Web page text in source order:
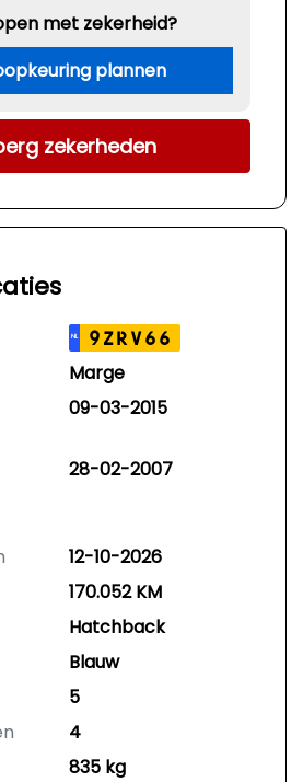
met zekerheid?
plannen
zekerheden
NL 9ZRV66
Marge
09-03-2015
28-02-2007
12-10-2026
170.052 KM
Hatchback
Blauw
5
4
835 kg